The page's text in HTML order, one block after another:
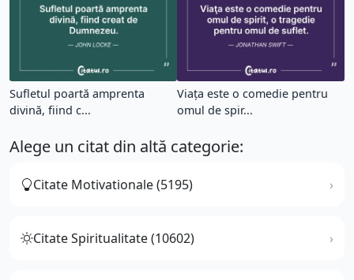
Sufletul poartă amprenta
divină, fiind c...
Viaţa este o comedie pentru
omul de spir...
Alege un citat din altă categorie:
Citate Motivationale (5195)
Citate Spiritualitate (10602)